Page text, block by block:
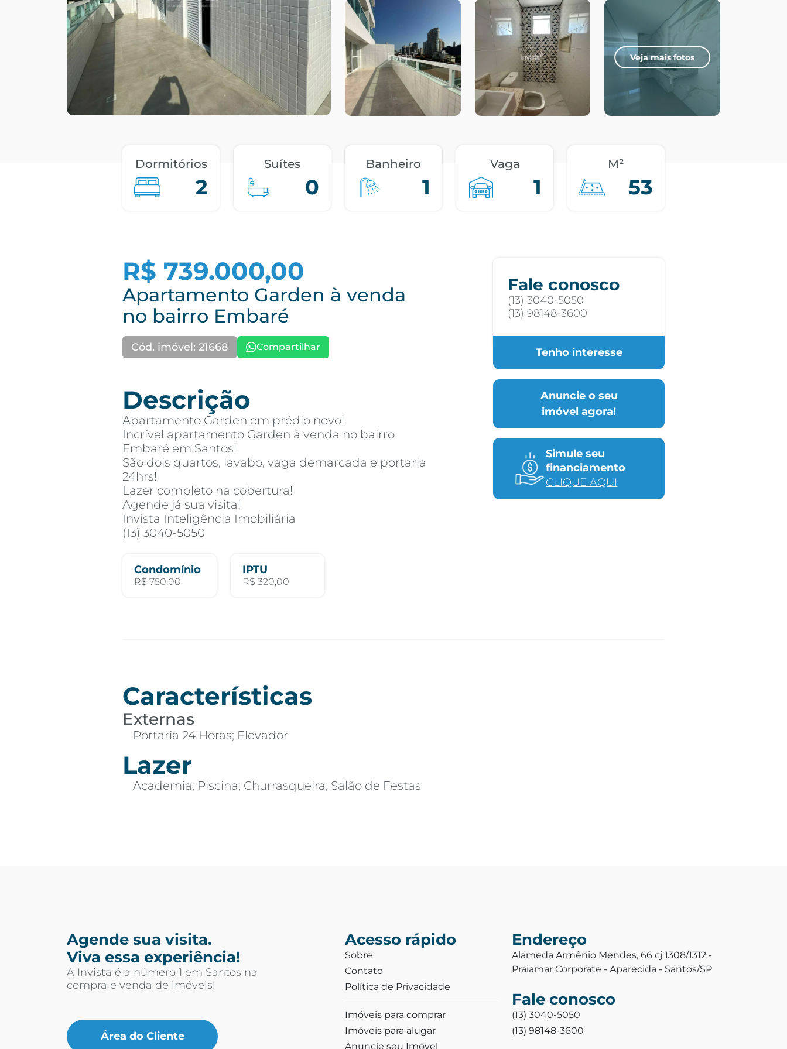
Veja mais fotos
Dormitórios
2
Suítes
0
Banheiro
1
Vaga
1
M²
53
R$ 739.000,00
Apartamento Garden à venda
no bairro Embaré
Cód. imóvel: 21668 Compartilhar
Descrição
Apartamento Garden em prédio novo!
Incrível apartamento Garden à venda no bairro
Embaré em Santos!
São dois quartos, lavabo, vaga demarcada e portaria
24hrs!
Lazer completo na cobertura!
Agende já sua visita!
Invista Inteligência Imobiliária
(13) 3040-5050
Condomínio
R$ 750,00
IPTU
R$ 320,00
Fale conosco
(13) 3040-5050
(13) 98148-3600
Tenho interesse
Anuncie o seu
imóvel agora!
Simule seu
financiamento
CLIQUE AQUI
Características
Externas
Portaria 24 Horas; Elevador
Lazer
Academia; Piscina; Churrasqueira; Salão de Festas
Agende sua visita.
Viva essa experiência!
A Invista é a número 1 em Santos na
compra e venda de imóveis!
Área do Cliente
Acesso rápido
Sobre
Contato
Política de Privacidade
Imóveis para comprar
Imóveis para alugar
Anuncie seu Imóvel
Endereço
Alameda Armênio Mendes, 66 cj 1308/1312 -
Praiamar Corporate - Aparecida - Santos/SP
Fale conosco
(13) 3040-5050
(13) 98148-3600